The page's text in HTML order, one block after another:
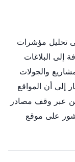
تحليل مؤشرات
إلى البلاغات
والجولات
إلى أن المواقع
عبر وقف مصادر
على موقع